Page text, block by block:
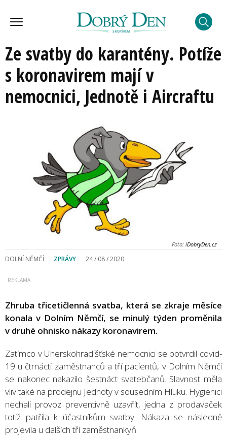
Ze svatby do karantény. Potíže
s koronavirem mají v
nemocnici, Jednotě i Aircraftu
Foto: iDobryDen.cz
DOLNÍ NĚMČÍ ZPRÁVY 24 / 08 / 2020
Zhruba třicetičlenná svatba, která se zkraje měsíce
konala v Dolním Němčí, se minulý týden proměnila
v druhé ohnisko nákazy koronavirem.
Zatímco v Uherskohradišťské nemocnici se potvrdil covid-
19 u čtrnácti zaměstnanců a tří pacientů, v Dolním Němčí
se nakonec nakazilo šestnáct svatebčanů. Slavnost měla
vliv také na prodejnu Jednoty v sousedním Hluku. Hygienici
nechali provoz preventivně uzavřít, jedna z prodavaček
totiž patřila k účastníkům svatby. Nákaza se následně
projevila u dalších tří zaměstnankyň.